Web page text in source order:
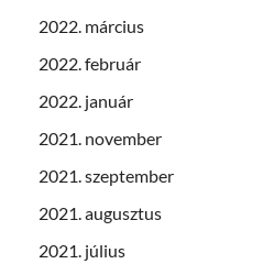
2022. március
2022. február
2022. január
2021. november
2021. szeptember
2021. augusztus
2021. július